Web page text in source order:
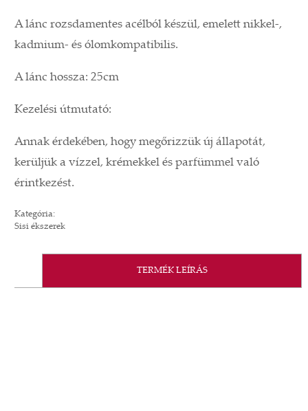
A lánc rozsdamentes acélból készül, emelett nikkel-,
kadmium- és ólomkompatibilis.
A lánc hossza: 25cm
Kezelési útmutató:
Annak érdekében, hogy megőrizzük új állapotát,
kerüljük a vízzel, krémekkel és parfümmel való
érintkezést.
Kategória:
Sisi ékszerek
TERMÉK LEÍRÁS